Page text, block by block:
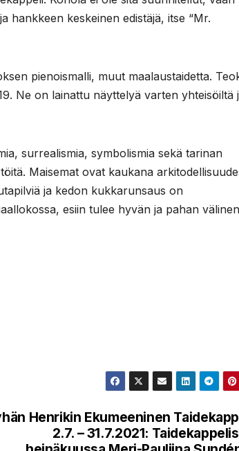
hankkeen keskeinen edistäjä, itse “Mr.
pienoismalli, muut maalaustaidetta.
Ne on lainattu näyttelyä varten yhteisöiltä
surrealismia, symbolismia sekä tarinan
Maisemat ovat kaukana
ja kedon kukkarunsaus on
esiin tulee hyvän ja pahan välinen
Henrikin Ekumeeninen
2.7. – 31.7.2021: